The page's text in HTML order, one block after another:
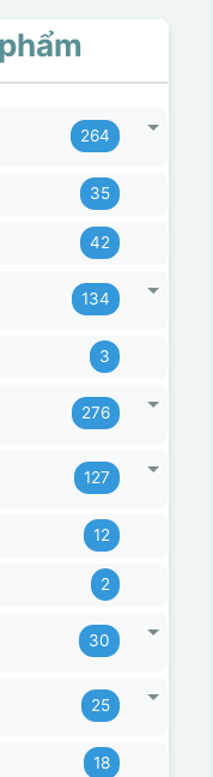
264
35
42
134
3
276
127
12
2
30
25
18